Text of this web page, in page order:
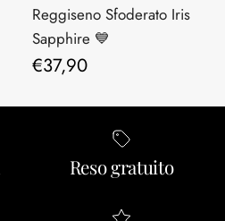
Reggiseno Sfoderato Iris
Sapphire 💙
Prezzo normale
€37,90
Reso gratuito